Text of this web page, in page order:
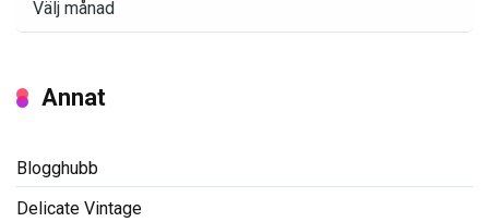
Annat
Blogghubb
Delicate Vintage